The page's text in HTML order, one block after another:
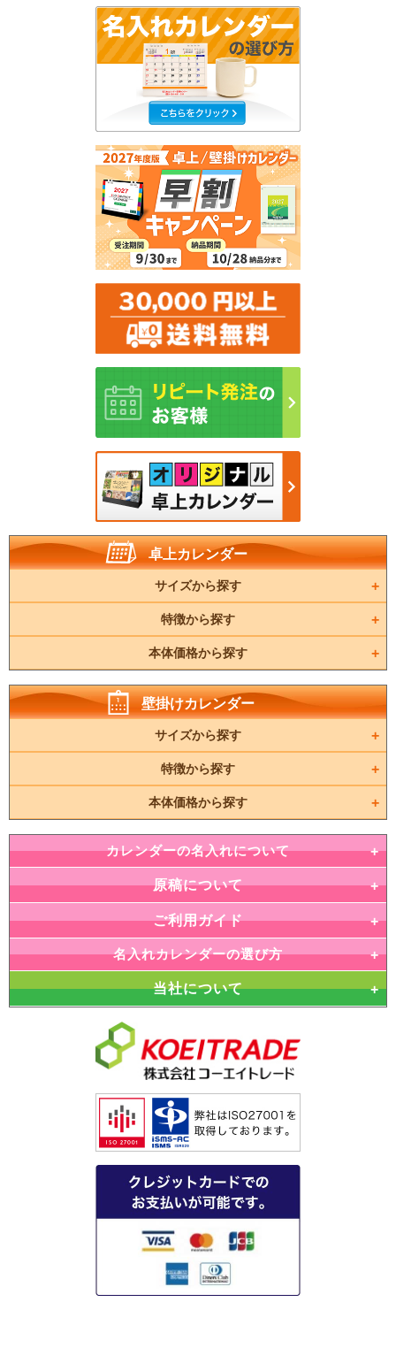
卓上カレンダー
サイズから探す
特徴から探す
本体価格から探す
壁掛けカレンダー
サイズから探す
特徴から探す
本体価格から探す
カレンダーの名入れについて
原稿について
ご利用ガイド
名入れカレンダーの選び方
当社について